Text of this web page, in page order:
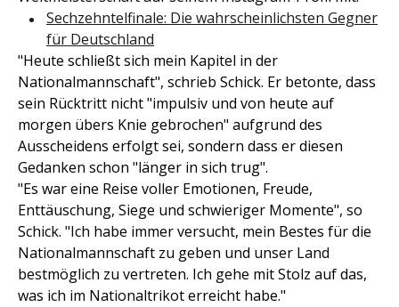
Sechzehntelfinale: Die wahrscheinlichsten Gegner
für Deutschland
"Heute schließt sich mein Kapitel in der
Nationalmannschaft", schrieb Schick. Er betonte, dass
sein Rücktritt nicht "impulsiv und von heute auf
morgen übers Knie gebrochen" aufgrund des
Ausscheidens erfolgt sei, sondern dass er diesen
Gedanken schon "länger in sich trug".
"Es war eine Reise voller Emotionen, Freude,
Enttäuschung, Siege und schwieriger Momente", so
Schick. "Ich habe immer versucht, mein Bestes für die
Nationalmannschaft zu geben und unser Land
bestmöglich zu vertreten. Ich gehe mit Stolz auf das,
was ich im Nationaltrikot erreicht habe."